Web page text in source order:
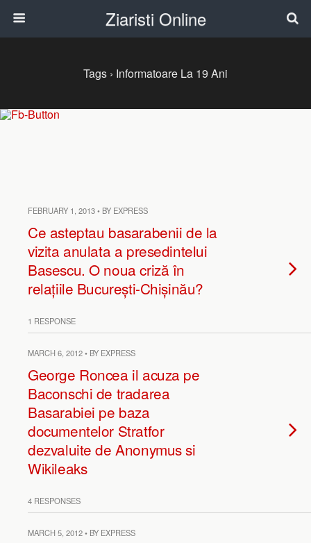
Ziaristi Online
Tags › Informatoare La 19 Ani
FEBRUARY 1, 2013 • BY EXPRESS
Ce asteptau basarabenii de la
vizita anulata a presedintelui
Basescu. O noua criză în
relațiile București-Chișinău?
1 RESPONSE
MARCH 6, 2012 • BY EXPRESS
George Roncea il acuza pe
Baconschi de tradarea
Basarabiei pe baza
documentelor Stratfor
dezvaluite de Anonymus si
Wikileaks
4 RESPONSES
MARCH 5, 2012 • BY EXPRESS